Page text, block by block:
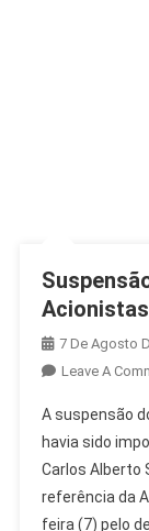
7 De Agosto
Leave A
A suspensão
havia sido
Carlos Alberto
referência da
feira (7) pelo